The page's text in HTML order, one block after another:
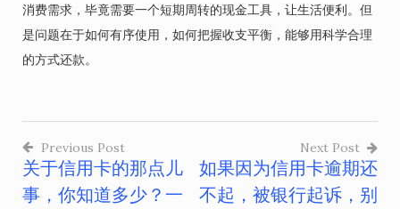
消费需求，毕竟需要一个短期周转的现金工具，让生活便利。但
是问题在于如何有序使用，如何把握收支平衡，能够用科学合理
的方式还款。
文
Previous Post
关于信用卡的那点儿
事，你知道多少？一
Next Post
如果因为信用卡逾期还
不起，被银行起诉，别